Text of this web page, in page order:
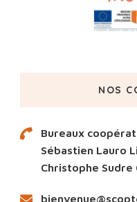
NOS
Bureaux
Sébastien Lauro
Christophe Sudre